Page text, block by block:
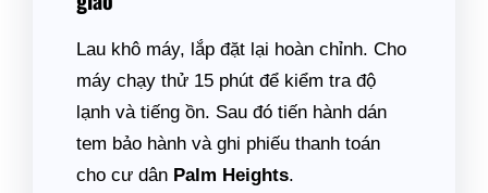
Lau khô máy, lắp đặt lại hoàn chỉnh. Cho
máy chạy thử 15 phút để kiểm tra độ
lạnh và tiếng ồn. Sau đó tiến hành dán
tem bảo hành và ghi phiếu thanh toán
cho cư dân Palm Heights.